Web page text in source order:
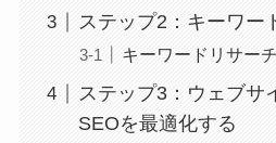
ステップ2：キーワー
キーワードリサー
ステップ3：ウェブサ
SEOを最適化する